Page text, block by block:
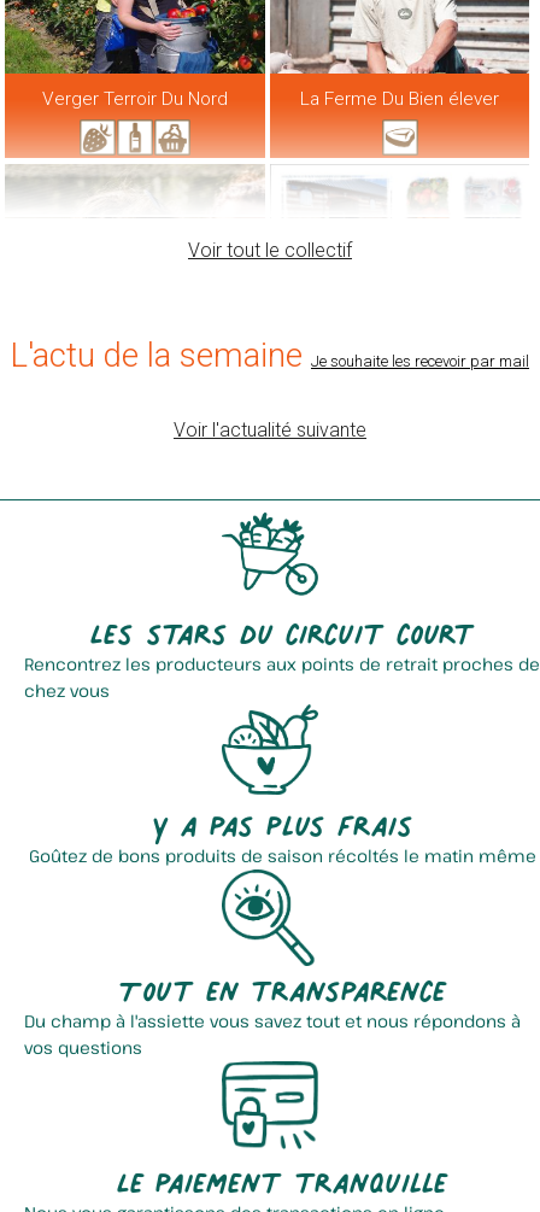
Verger Terroir Du Nord La Ferme Du Bien élever
Ferme Aquaponique Cambresis Cidrerie Du Pays Des Coudriers
Ferme De L'aubépine
Voir tout le collectif
L'actu de la semaine Je souhaite les recevoir par mail
Voir l'actualité suivante
Les stars du circuit court
Rencontrez les producteurs aux points de retrait proches de
chez vous
Y a pas plus frais
Goûtez de bons produits de saison récoltés le matin même
Tout en transparence
Du champ à l'assiette vous savez tout et nous répondons à
vos questions
Le paiement tranquille